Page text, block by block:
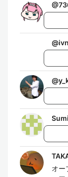
@
@
@
オー